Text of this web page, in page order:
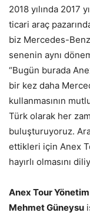
2018 yılında 2017
ticari araç
biz Mercedes-Benz
senenin aynı
“Bugün burada
bir kez daha
kullanmasının
Türk olarak her
buluşturuyoruz.
ettikleri için Anex
hayırlı olmasını
Anex Tour
Mehmet Güneysu